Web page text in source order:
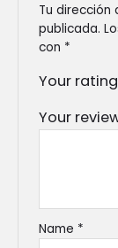
Tu dirección
publicada.
con *
Your rating
Your
Name *